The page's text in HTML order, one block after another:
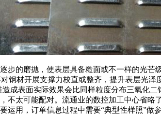
步的磨抛，使表层具备糙面或不一样的光
钢材开展支撑力校直或整齐，提升表层光泽
成表面实际效果会比同样粒度分布三氧化
不太可能配对。流通业的数控加工中心省
用，订单信息过程中需要“典型性样照”做